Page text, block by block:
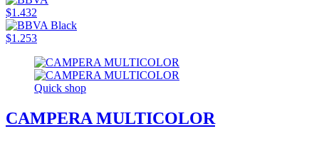
$1.432
$1.253
Quick shop
CAMPERA MULTICOLOR